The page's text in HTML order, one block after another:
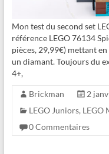
Mon test du second set
référence LEGO 76134
pièces, 29,99€) mettant
un diamant. Toujours du
4+,
Brickman
2
LEGO Juniors, LEGO
0 Commentaires